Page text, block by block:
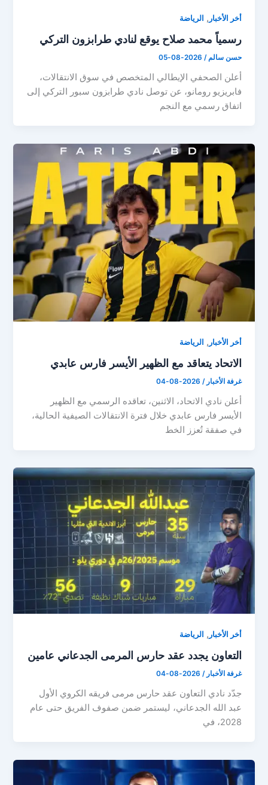
أخر الأخبار , الرياضة
رسمياً ‏محمد صلاح يوقع لنادي طرابزون التركي
حسن سالم/
2026-08-05
أعلن الصحفي الإيطالي المتخصص في سوق الانتقالات،
فابريزيو رومانو، عن توصل نادي طرابزون سبور التركي إلى
اتفاق رسمي مع النجم
أخر الأخبار , الرياضة
الاتحاد يتعاقد مع الظهير الأيسر فارس عابدي
غرفة الأخبار/
2026-08-04
أعلن نادي الاتحاد، الاثنين، تعاقده الرسمي مع الظهير
الأيسر فارس عابدي خلال فترة الانتقالات الصيفية الحالية،
في صفقة تُعزز الخط
أخر الأخبار , الرياضة
التعاون يجدد عقد حارس المرمى الجدعاني عامين
غرفة الأخبار/
2026-08-04
جدّد نادي التعاون عقد حارس مرمى فريقه الكروي الأول
عبد الله الجدعاني، ليستمر ضمن صفوف الفريق حتى عام
2028، في